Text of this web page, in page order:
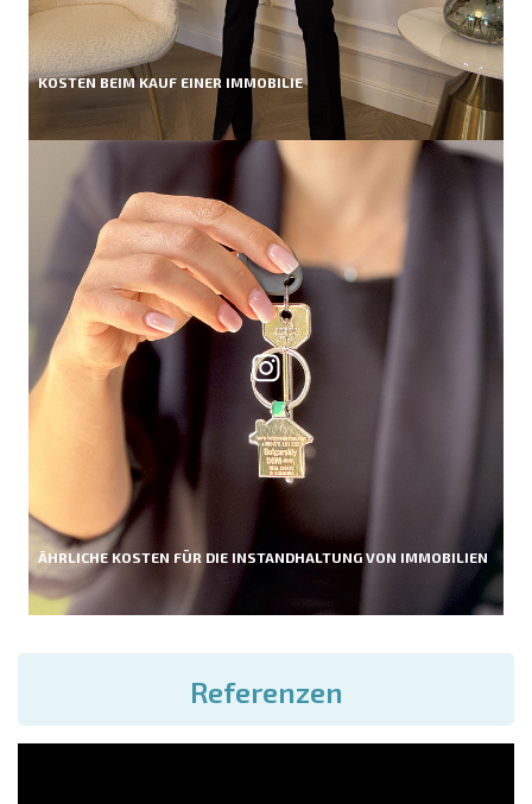
KOSTEN BEIM KAUF EINER IMMOBILIE
ÄHRLICHE KOSTEN FÜR DIE INSTANDHALTUNG VON IMMOBILIEN
Referenzen